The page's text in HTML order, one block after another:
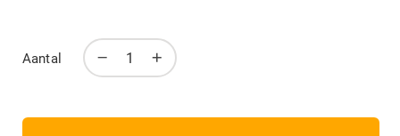
Aantal